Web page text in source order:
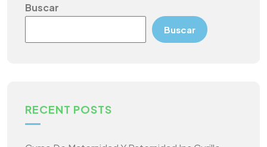
Buscar
Buscar
RECENT POSTS